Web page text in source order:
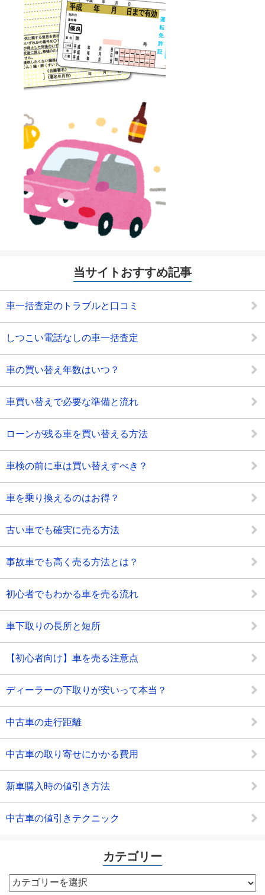
当サイトおすすめ記事
車一括査定のトラブルと口コミ
しつこい電話なしの車一括査定
車の買い替え年数はいつ？
車買い替えで必要な準備と流れ
ローンが残る車を買い替える方法
車検の前に車は買い替えすべき？
車を乗り換えるのはお得？
古い車でも確実に売る方法
事故車でも高く売る方法とは？
初心者でもわかる車を売る流れ
車下取りの長所と短所
【初心者向け】車を売る注意点
ディーラーの下取りが安いって本当？
中古車の走行距離
中古車の取り寄せにかかる費用
新車購入時の値引き方法
中古車の値引きテクニック
カテゴリー
カ